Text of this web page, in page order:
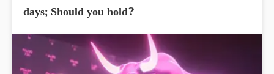
days; Should you hold?